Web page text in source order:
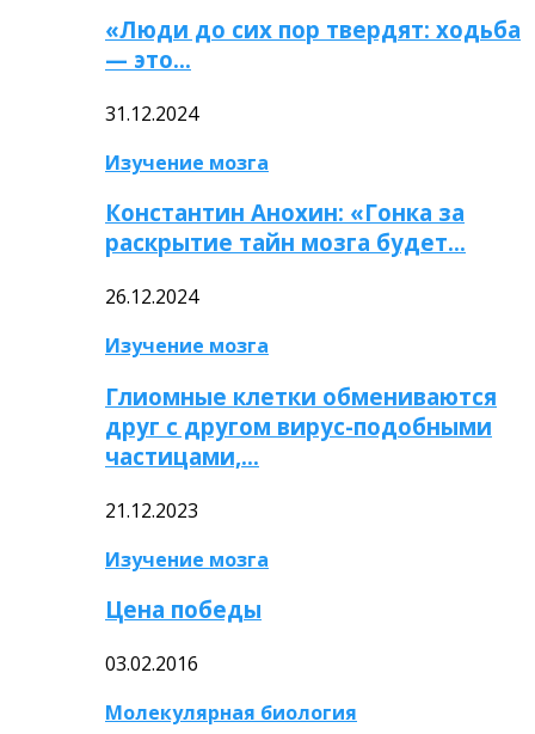
«Люди до сих пор твердят: ходьба
— это…
31.12.2024
Изучение мозга
Константин Анохин: «Гонка за
раскрытие тайн мозга будет…
26.12.2024
Изучение мозга
Глиомные клетки обмениваются
друг с другом вирус-подобными
частицами,…
21.12.2023
Изучение мозга
Цена победы
03.02.2016
Молекулярная биология